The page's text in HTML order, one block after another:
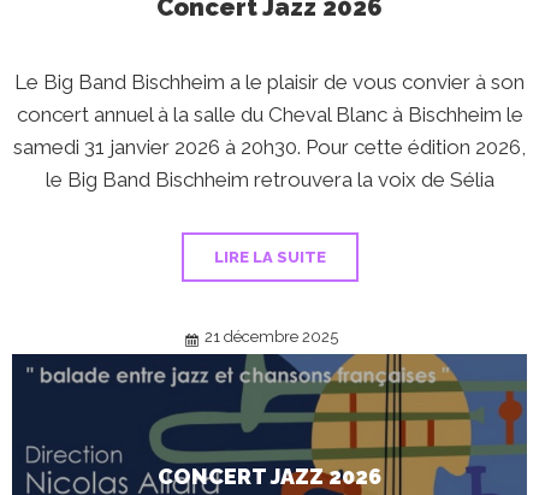
Concert Jazz 2026
Le Big Band Bischheim a le plaisir de vous convier à son
concert annuel à la salle du Cheval Blanc à Bischheim le
samedi 31 janvier 2026 à 20h30. Pour cette édition 2026,
le Big Band Bischheim retrouvera la voix de Sélia
LIRE LA SUITE
21 décembre 2025
CONCERT JAZZ 2026